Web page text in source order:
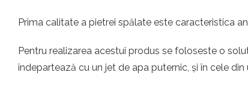
Prima calitate a pietrei spălate este caracteristica
Pentru realizarea acestui produs se foloseste o
îndepartează cu un jet de apa puternic, și în cele